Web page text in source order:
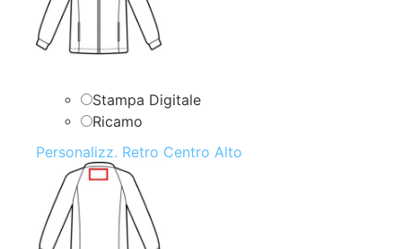
Stampa Digitale
Ricamo
Personalizz. Retro Centro Alto